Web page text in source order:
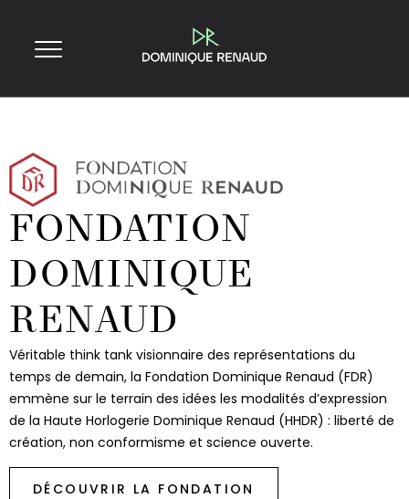
FONDATION
DOMINIQUE
RENAUD
Véritable think tank visionnaire des représentations du
temps de demain, la Fondation Dominique Renaud (FDR)
emmène sur le terrain des idées les modalités d’expression
de la Haute Horlogerie Dominique Renaud (HHDR) : liberté de
création, non conformisme et science ouverte.
DÉCOUVRIR LA FONDATION